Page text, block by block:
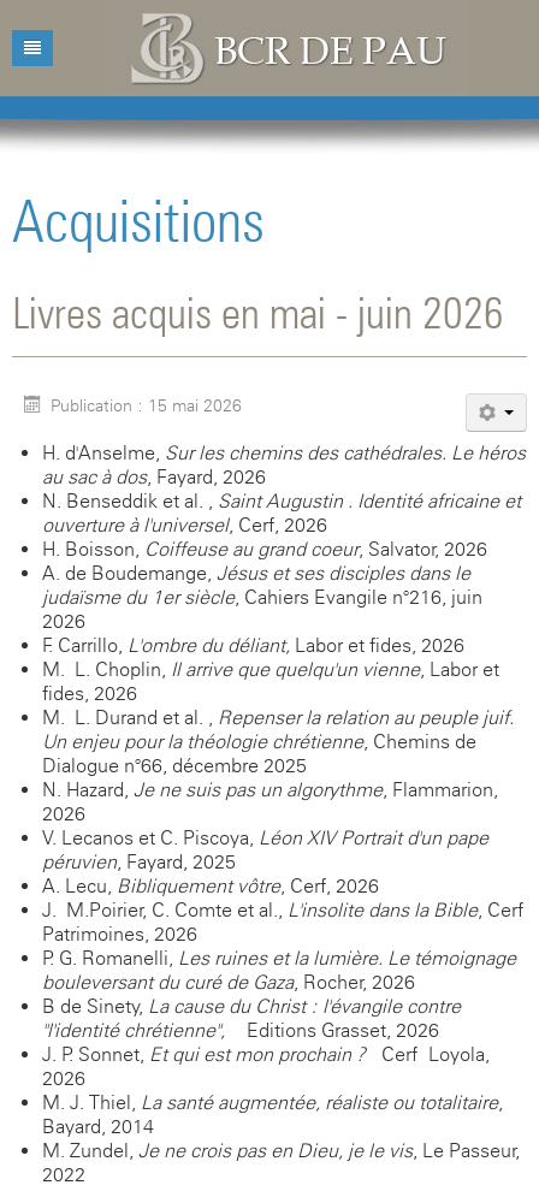
Accueil
Présentation
Contacts
Catalogue
Catalogue des revues
Bibliographies
Agenda
Acquisitions
Livres acquis en mai - juin 2026
Publication : 15 mai 2026
H. d'Anselme, Sur les chemins des cathédrales. Le héros
au sac à dos, Fayard, 2026
N. Benseddik et al. , Saint Augustin . Identité africaine et
ouverture à l'universel, Cerf, 2026
H. Boisson, Coiffeuse au grand coeur, Salvator, 2026
A. de Boudemange, Jésus et ses disciples dans le
judaïsme du 1er siècle, Cahiers Evangile n°216, juin
2026
F. Carrillo, L'ombre du déliant, Labor et fides, 2026
M.- L. Choplin, Il arrive que quelqu'un vienne, Labor et
fides, 2026
M.- L. Durand et al. , Repenser la relation au peuple juif.
Un enjeu pour la théologie chrétienne, Chemins de
Dialogue n°66, décembre 2025
N. Hazard, Je ne suis pas un algorythme, Flammarion,
2026
V. Lecanos et C. Piscoya, Léon XIV Portrait d'un pape
péruvien, Fayard, 2025
A. Lecu, Bibliquement vôtre, Cerf, 2026
J.- M.Poirier, C. Comte et al., L'insolite dans la Bible, Cerf
Patrimoines, 2026
P. G. Romanelli, Les ruines et la lumière. Le témoignage
bouleversant du curé de Gaza, Rocher, 2026
B de Sinety, La cause du Christ : l'évangile contre
"l'identité chrétienne",
Editions Grasset, 2026
J. P. Sonnet, Et qui est mon prochain ?
Cerf Loyola,
2026
M. J. Thiel, La santé augmentée, réaliste ou totalitaire,
Bayard, 2014
M. Zundel, Je ne crois pas en Dieu, je le vis, Le Passeur,
2022